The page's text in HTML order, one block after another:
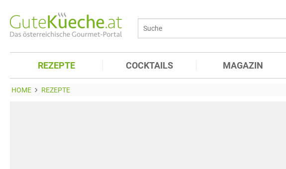
REZEPTE COCKTAILS MAGAZIN
HOME REZEPTE